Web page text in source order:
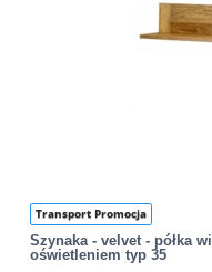
Transport Promocja
Szynaka - velvet - półka
oświetleniem typ 35